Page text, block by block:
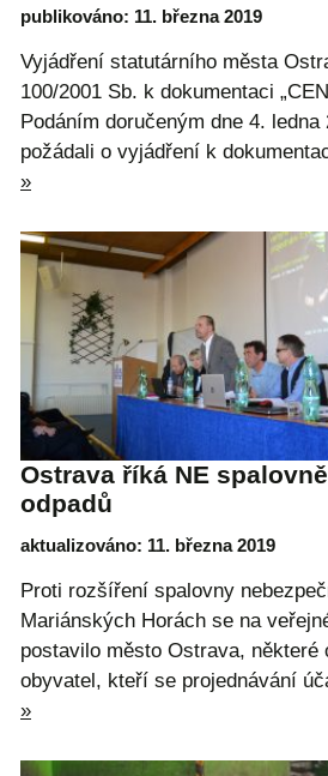
publikováno: 11. března 2019
Vyjádření statutárního města
100/2001 Sb. k dokumentaci
Podáním doručeným dne 4. ledna
požádali o vyjádření k
»
Ostrava říká NE
odpadů
aktualizováno: 11. března 2019
Proti rozšíření spalovny
Mariánských Horách se na
postavilo město Ostrava, některé
obyvatel, kteří se projednávání
»